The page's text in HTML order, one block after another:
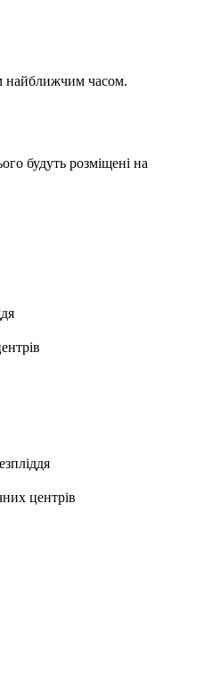
найближчим часом.
будуть розміщені на
центрів